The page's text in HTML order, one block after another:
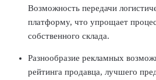
Возможность передачи
платформу, что упрощает
собственного склада.
Разнообразие рекламных
рейтинга продавца, лучшего